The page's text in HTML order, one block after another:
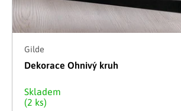
Gilde
Dekorace Ohnivý kruh
Skladem
(2 ks)